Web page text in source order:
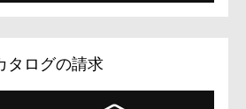
タログの請求